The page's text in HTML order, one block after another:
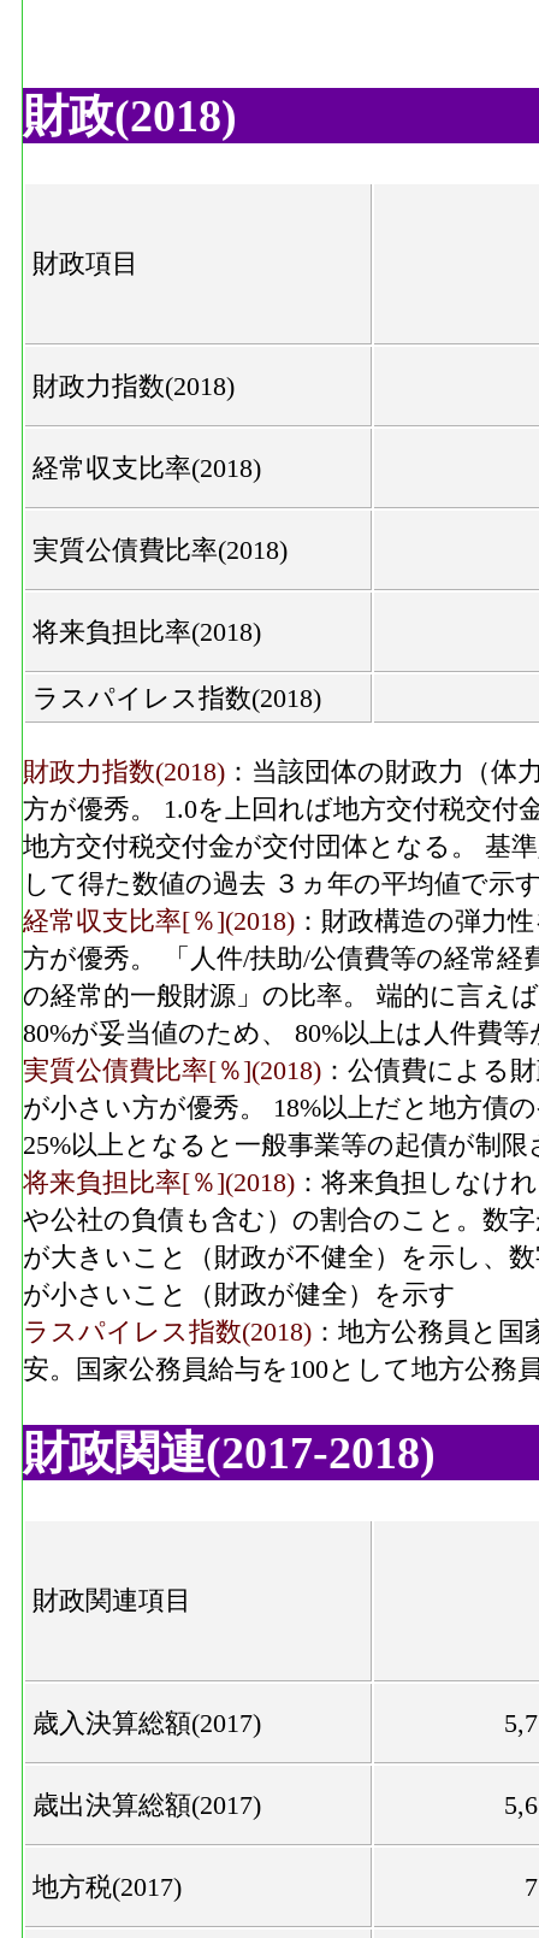
財政(2018)
財政項目
財政力指数(2018)
経常収支比率(2018)
実質公債費比率(2018)
将来負担比率(2018)
ラスパイレス指数(2018)
財政力指数(2018) ：当該団体の財政力（体
方が優秀。 1.0を上回れば地方交付税交付
地方交付税交付金が交付団体となる。 基
して得た数値の過去 ３ヵ年の平均値で示
経常収支比率[％](2018) ：財政構造の弾力
方が優秀。 「人件/扶助/公債費等の経常経
の経常的一般財源」の比率。 端的に言え
80%が妥当値のため、 80%以上は人件費
実質公債費比率[％](2018) ：公債費による
が小さい方が優秀。 18%以上だと地方債
25%以上となると一般事業等の起債が制限
将来負担比率[％](2018) ：将来負担しなけ
や公社の負債も含む）の割合のこと。数
が大きいこと（財政が不健全）を示し、
が小さいこと（財政が健全）を示す
ラスパイレス指数(2018) ：地方公務員と
安。国家公務員給与を100として地方公務
財政関連(2017-2018)
財政関連項目
歳入決算総額(2017)
歳出決算総額(2017)
地方税(2017)